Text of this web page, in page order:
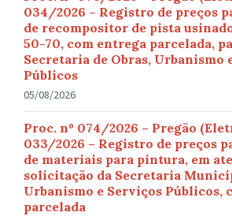
034/2026 – Registro de preços
de recompositor de pista
50-70, com entrega parcelada,
Secretaria de Obras, Urbanismo
Públicos
05/08/2026
Proc. nº 074/2026 – Pregão
033/2026 – Registro de preços
de materiais para pintura, em
solicitação da Secretaria
Urbanismo e Serviços Públicos,
parcelada